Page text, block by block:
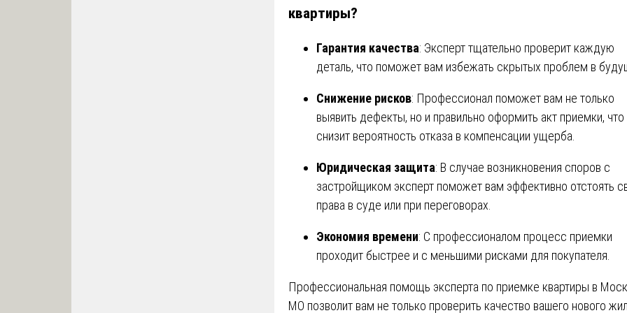
квартиры?
Гарантия качества: Эксперт тщательно проверит каждую
деталь, что поможет вам избежать скрытых проблем в
Снижение рисков: Профессионал поможет вам не только
выявить дефекты, но и правильно оформить акт приемки, что
снизит вероятность отказа в компенсации ущерба.
Юридическая защита: В случае возникновения споров с
застройщиком эксперт поможет вам эффективно отстоять
права в суде или при переговорах.
Экономия времени: С профессионалом процесс приемки
проходит быстрее и с меньшими рисками для покупателя.
Профессиональная помощь эксперта по приемке квартиры в
МО позволит вам не только проверить качество вашего нового